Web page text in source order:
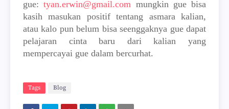
gue:tyan.erwin@gmail.com mungkin gue bisa
kasih masukan positif tentang asmara kalian,
atau kalo pun belum bisa seenggaknya gue dapat
pelajaran cinta baru dari kalian yang
mempercayai gue dalam bercurhat.
Tags Blog